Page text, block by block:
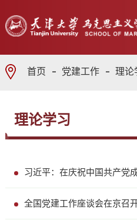
首页 党建工作 理论
理论学习
习近平：在庆祝中国共产党
全国党建工作座谈会在京召